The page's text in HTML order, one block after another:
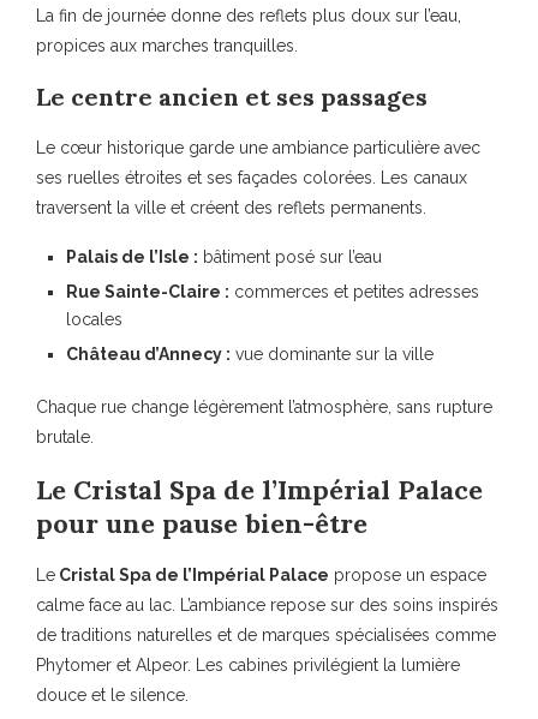
La fin de journée donne des reflets plus doux sur l’eau,
propices aux marches tranquilles.
Le centre ancien et ses passages
Le cœur historique garde une ambiance particulière avec
ses ruelles étroites et ses façades colorées. Les canaux
traversent la ville et créent des reflets permanents.
Palais de l’Isle : bâtiment posé sur l’eau
Rue Sainte-Claire : commerces et petites adresses
locales
Château d’Annecy : vue dominante sur la ville
Chaque rue change légèrement l’atmosphère, sans rupture
brutale.
Le Cristal Spa de l’Impérial Palace
pour une pause bien-être
Le Cristal Spa de l’Impérial Palace propose un espace
calme face au lac. L’ambiance repose sur des soins inspirés
de traditions naturelles et de marques spécialisées comme
Phytomer et Alpeor. Les cabines privilégient la lumière
douce et le silence.